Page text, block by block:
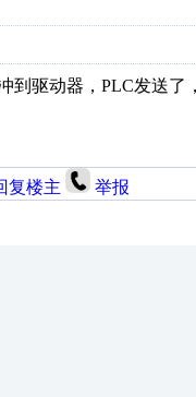
到驱动器，PLC发送
复楼主 举报